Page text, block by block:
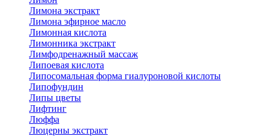
Лимона экстракт
Лимона эфирное масло
Лимонная кислота
Лимонника экстракт
Лимфодренажный массаж
Липоевая кислота
Липосомальная форма гиалуроновой кислоты
Липофундин
Липы цветы
Лифтинг
Люффа
Люцерны экстракт